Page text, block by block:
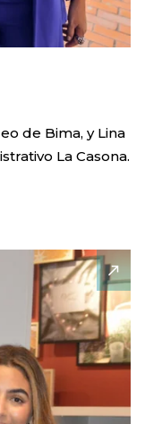
de Bima, y Lina
La Casona.